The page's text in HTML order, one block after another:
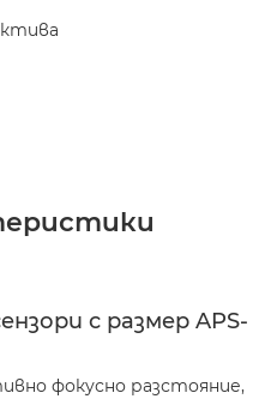
с размер APS-
фокусно разстояние,